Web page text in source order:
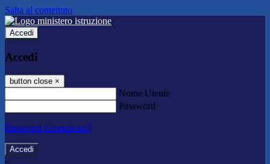
Salta al contenuto
Accedi
Accedi
button close ×
Nome Utente
Password
Password dimenticata?
-